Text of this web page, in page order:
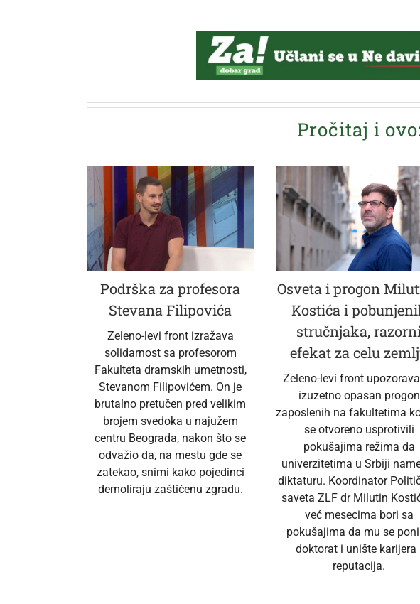
Pročitaj i
Podrška za profesora
Stevana Filipovića
Zeleno-levi front izražava
solidarnost sa profesorom
Fakulteta dramskih umetnosti,
Stevanom Filipovićem. On je
brutalno pretučen pred velikim
brojem svedoka u najužem
centru Beograda, nakon što se
odvažio da, na mestu gde se
zatekao, snimi kako pojedinci
demoliraju zaštićenu zgradu.
Osveta i progon
Kostića i
stručnjaka,
efekat za celu
Zeleno-levi front
izuzetno opasan progon
zaposlenih na fakultetima
se otvoreno usprotivili
pokušajima režima da
univerzitetima u Srbiji
diktaturu. Koordinator
saveta ZLF dr Milutin
već mesecima bori sa
pokušajima da mu se
doktorat i unište karijera
reputacija.